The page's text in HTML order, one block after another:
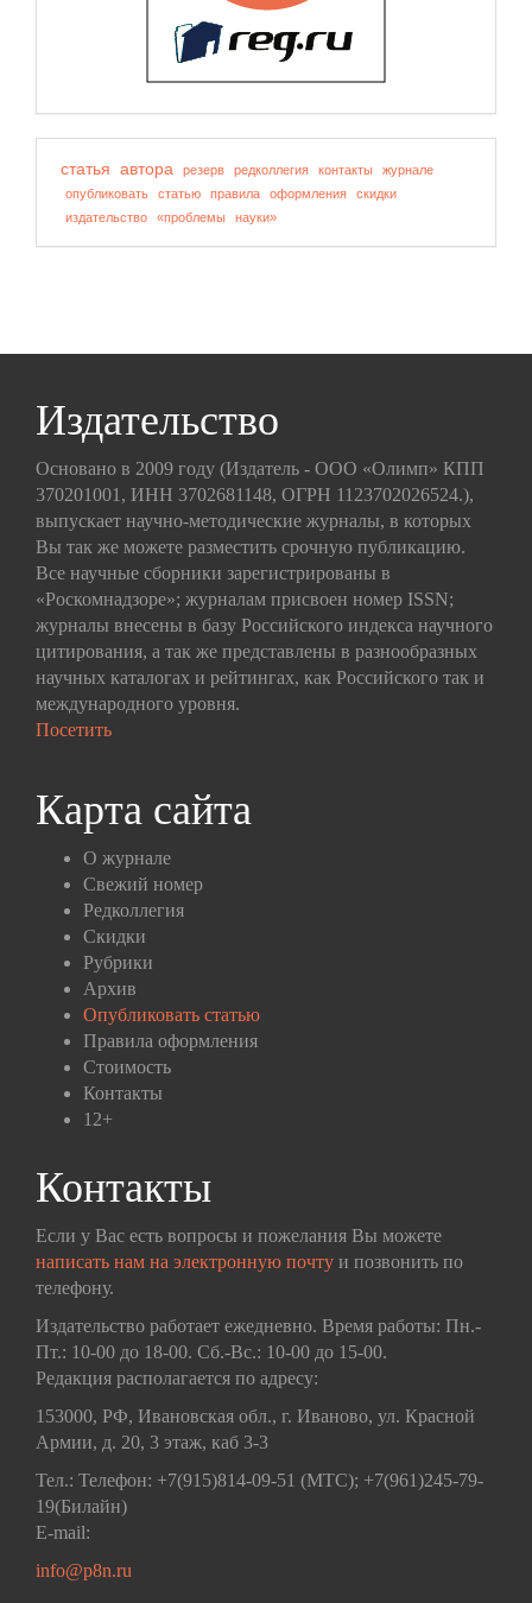
статья автора резерв редколлегия контакты
журнале
опубликовать
статью правила оформления
скидки
издательство
«проблемы науки»
Издательство
Основано в 2009 году (Издатель - ООО «Олимп» КПП
370201001, ИНН 3702681148, ОГРН 1123702026524.),
выпускает научно-методические журналы, в которых
Вы так же можете разместить срочную публикацию.
Все научные сборники зарегистрированы в
«Роскомнадзоре»; журналам присвоен номер ISSN;
журналы внесены в базу Российского индекса научного
цитирования, а так же представлены в разнообразных
научных каталогах и рейтингах, как Российского так и
международного уровня.
Посетить
Карта сайта
О журнале
Свежий номер
Редколлегия
Скидки
Рубрики
Архив
Опубликовать статью
Правила оформления
Стоимость
Контакты
12+
Контакты
Если у Вас есть вопросы и пожелания Вы можете
написать нам на электронную почту и позвонить по
телефону.
Издательство работает ежедневно. Время работы: Пн.-
Пт.: 10-00 до 18-00. Сб.-Вс.: 10-00 до 15-00.
Редакция располагается по адресу:
153000, РФ, Ивановская обл., г. Иваново, ул. Красной
Армии, д. 20, 3 этаж, каб 3-3
Тел.: Телефон: +7(915)814-09-51 (МТС); +7(961)245-79-
19(Билайн)
E-mail:
info@p8n.ru